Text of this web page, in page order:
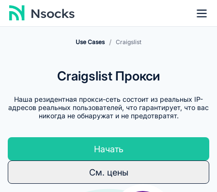
Use Cases / Craigslist
Craigslist Прокси
Наша резидентная прокси-сеть состоит из реальных IP-
адресов реальных пользователей, что гарантирует, что вас
никогда не обнаружат и не предотвратят.
Начать
См. цены